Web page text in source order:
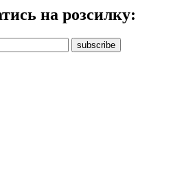
на розсилку:
subscribe